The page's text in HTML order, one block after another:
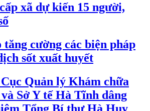
xã dự kiến 15 người,
tăng cường các biện pháp
sốt xuất huyết
Quản lý Khám chữa
Sở Y tế Hà Tĩnh dâng